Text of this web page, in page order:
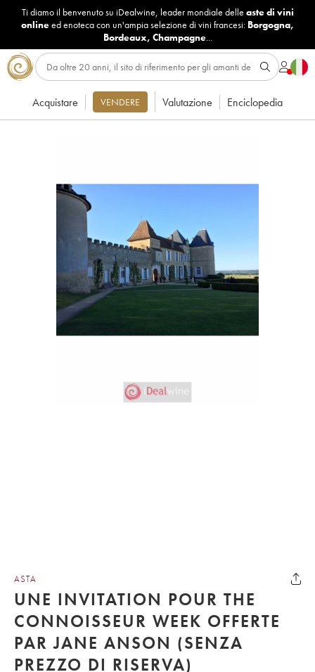
Ti diamo il benvenuto su iDealwine, leader mondiale delle aste di vini
onlineed enoteca con un'ampia selezione di vini francesi: Borgogna,
Bordeaux, Champagne...
Acquistare VENDERE Valutazione Enciclopedia
ASTA
UNE INVITATION POUR THE
CONNOISSEUR WEEK OFFERTE
PAR JANE ANSON (SENZA
PREZZO DI RISERVA)